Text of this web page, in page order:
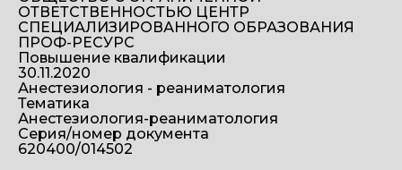
ОТВЕТСТВЕННОСТЬЮ ЦЕНТР
СПЕЦИАЛИЗИРОВАННОГО ОБРАЗОВАНИЯ
ПРОФ-РЕСУРС
Повышение квалификации
30.11.2020
Анестезиология - реаниматология
Тематика
Анестезиология-реаниматология
Серия/номер документа
620400/014502